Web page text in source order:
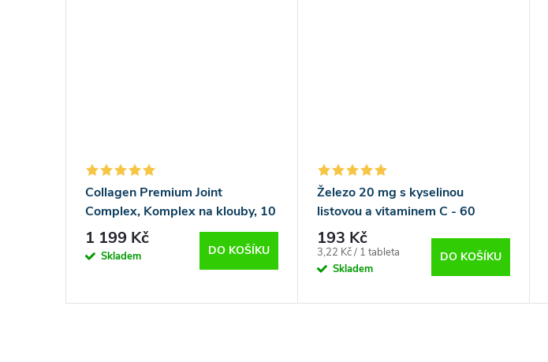
Collagen Premium Joint
Complex, Komplex na klouby, 10
000 mg - 30 sáčků
1 199 Kč
Skladem DO KOŠÍKU
Železo 20 mg s kyselinou
listovou a vitaminem C - 60
tablet
193 Kč
Měrná
cena:
3,22 Kč / 1 tableta
Skladem
DO KOŠÍKU